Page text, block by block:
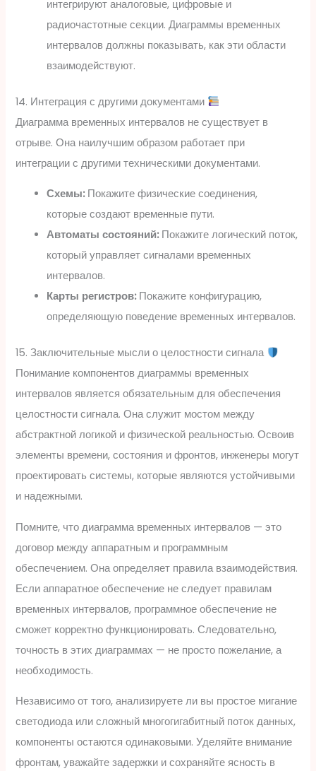
интегрируют аналоговые, цифровые и
радиочастотные секции. Диаграммы временных
интервалов должны показывать, как эти области
взаимодействуют.
14. Интеграция с другими документами
Диаграмма временных интервалов не существует в
отрыве. Она наилучшим образом работает при
интеграции с другими техническими документами.
Схемы:Покажите физические соединения,
которые создают временные пути.
Автоматы состояний:Покажите логический поток,
который управляет сигналами временных
интервалов.
Карты регистров:Покажите конфигурацию,
определяющую поведение временных интервалов.
15. Заключительные мысли о целостности сигнала
Понимание компонентов диаграммы временных
интервалов является обязательным для обеспечения
целостности сигнала. Она служит мостом между
абстрактной логикой и физической реальностью. Освоив
элементы времени, состояния и фронтов, инженеры могут
проектировать системы, которые являются устойчивыми
и надежными.
Помните, что диаграмма временных интервалов — это
договор между аппаратным и программным
обеспечением. Она определяет правила взаимодействия.
Если аппаратное обеспечение не следует правилам
временных интервалов, программное обеспечение не
сможет корректно функционировать. Следовательно,
точность в этих диаграммах — не просто пожелание, а
необходимость.
Независимо от того, анализируете ли вы простое мигание
светодиода или сложный многогигабитный поток данных,
компоненты остаются одинаковыми. Уделяйте внимание
фронтам, уважайте задержки и сохраняйте ясность в